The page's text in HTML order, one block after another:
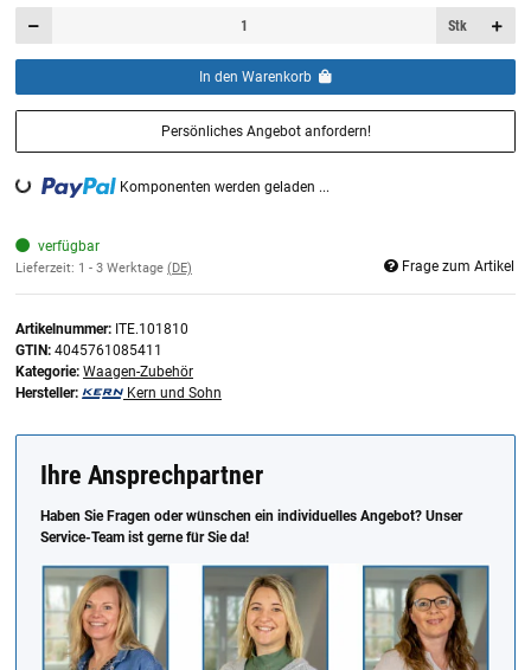
Stk
In den Warenkorb
Persönliches Angebot anfordern!
Loading... Komponenten werden geladen ...
verfügbar
Lieferzeit: 1 - 3 Werktage (DE) Frage zum Artikel
Artikelnummer: ITE.101810
GTIN: 4045761085411
Kategorie: Waagen-Zubehör
Hersteller:
Kern und Sohn
Ihre Ansprechpartner
Haben Sie Fragen oder wünschen ein individuelles Angebot? Unser
Service-Team ist gerne für Sie da!